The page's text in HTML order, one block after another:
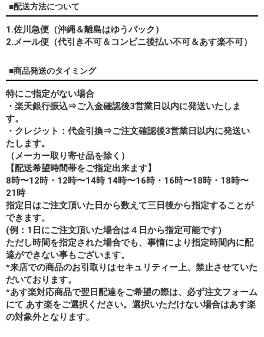
■配送方法について
1.佐川急便（沖縄＆離島はゆうパック）
2.メール便（代引き不可＆コンビニ後払い不可＆あす楽不可）
■商品発送のタイミング
特にご指定がない場合
・楽天銀行振込⇒ご入金確認後3営業日以内に発送いたしま
す。
・クレジット：代金引換⇒ご注文確認後3営業日以内に発送い
たします。
（メーカー取り寄せ品を除く）
【配送希望時間帯をご指定出来ます】
8時〜12時・12時〜14時 14時〜16時・16時〜18時・18時〜
21時
指定日はご注文頂いた日から数えて三日後から指定することが
できます。
(例：1日にご注文頂いた場合は４日から指定可能です)
ただし時間を指定された場合でも、事情により指定時間内に配
達ができない事もございます。
*来店での商品のお引取りはセキュリティー上、禁止させていた
だいております。
*あす楽対応商品で翌日配達をご希望の際は、必ず注文フォーム
にて あす楽をご選択ください。選択いただけない場合はあす楽
の対象外となります。